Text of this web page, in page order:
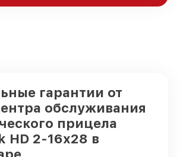
гарантии от
обслуживания
прицела
HD 2-16x28 в